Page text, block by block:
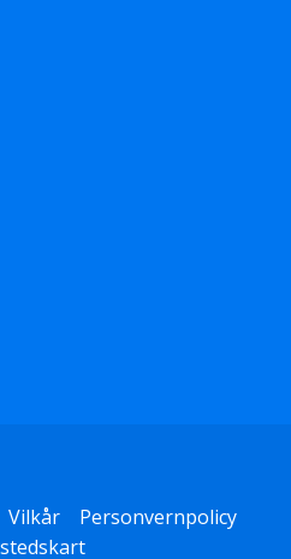
Vilkår
Personvernpolicy